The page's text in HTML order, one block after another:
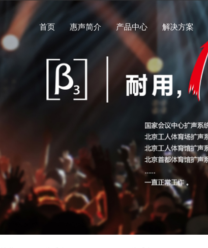
首页 惠声简介 产品中心 解决方案